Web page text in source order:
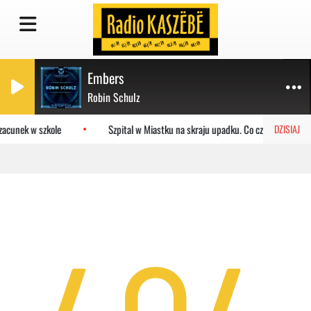
Embers
Robin Schulz
DZISIAJ
w szkole Szpital w Miastku na skraju upadku. Co czeka